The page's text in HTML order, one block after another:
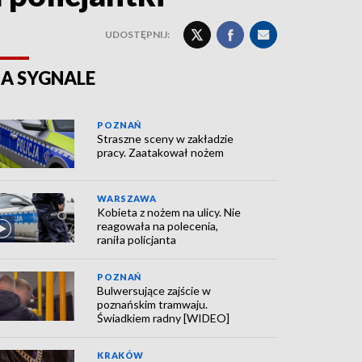
UDOSTĘPNIJ:
SYGNALE
POZNAŃ
Straszne sceny w zakładzie
pracy. Zaatakował nożem
WARSZAWA
Kobieta z nożem na ulicy. Nie
reagowała na polecenia,
raniła policjanta
POZNAŃ
Bulwersujące zajście w
poznańskim tramwaju.
Świadkiem radny [WIDEO]
KRAKÓW